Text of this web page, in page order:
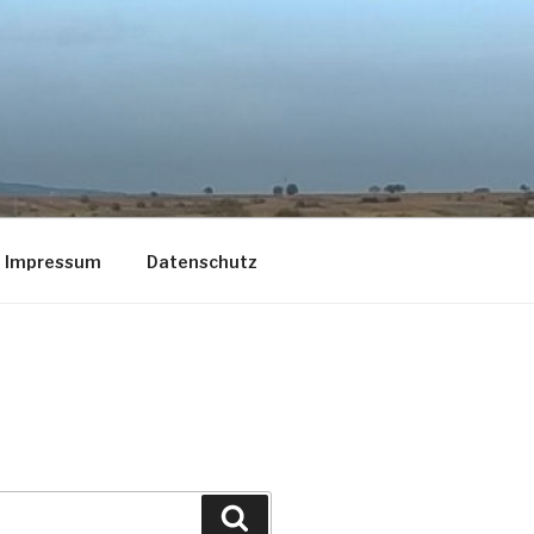
Impressum Datenschutz